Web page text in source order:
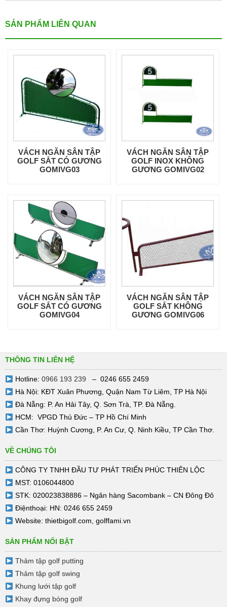
SẢN PHẨM LIÊN QUAN
VÁCH NGĂN SÂN TẬP
GOLF SẮT CÓ GƯƠNG
GOMIVG03
VÁCH NGĂN SÂN TẬP
GOLF INOX KHÔNG
GƯƠNG GOMIVG02
VÁCH NGĂN SÂN TẬP
GOLF SẮT CÓ GƯƠNG
GOMIVG04
VÁCH NGĂN SÂN TẬP
GOLF SẮT KHÔNG
GƯƠNG GOMIVG06
THÔNG TIN LIÊN HỆ
Hotline: 0966 193 239 – 0246 655 2459
Hà Nội: KĐT Xuân Phương, Quận Nam Từ Liêm, TP Hà Nội
Đà Nẵng: P. An Hải Tây, Q. Sơn Trà, TP. Đà Nẵng.
HCM: VPGD Thủ Đức – TP Hồ Chí Minh
Cần Thơ: Huỳnh Cương, P. An Cư, Q. Ninh Kiều, TP Cần Thơ.
VỀ CHÚNG TÔI
CÔNG TY TNHH ĐẦU TƯ PHÁT TRIỂN PHÚC THIÊN LỘC
MST: 0106044800
STK: 020023838886 – Ngân hàng Sacombank – CN Đông Đô
Điệnthoại: HN: 0246 655 2459
Website: thietbigolf.com, golffami.vn
SẢN PHẨM NỔI BẬT
Thảm tập golf putting
Thảm tập golf swing
Khung lưới tập golf
Khay đựng bóng golf